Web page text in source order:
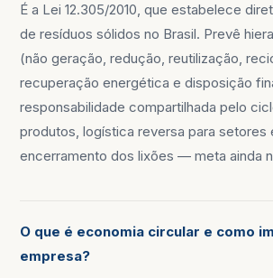
É a Lei 12.305/2010, que estabelece
de resíduos sólidos no Brasil. Prevê
(não geração, redução, reutilização,
recuperação energética e disposição
responsabilidade compartilhada pelo
produtos, logística reversa para
encerramento dos lixões — meta ainda
O que é economia circular e como
empresa?